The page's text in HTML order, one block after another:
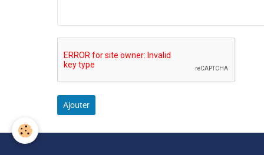
Ajouter